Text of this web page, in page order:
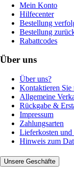
Mein Konto
Hilfecenter
Bestellung
Bestellung
Rabattcodes
Über uns
Über uns?
Kontaktieren Sie
Allgemeine
Rückgabe &
Impressum
Zahlungsarten
Lieferkosten und
Hinweis zum
Unsere Geschäfte